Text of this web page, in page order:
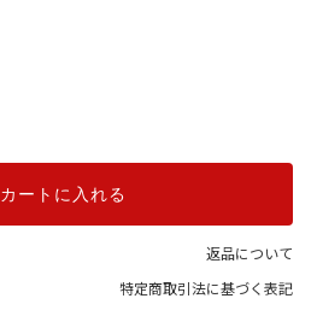
カートに入れる
返品について
特定商取引法に基づく表記